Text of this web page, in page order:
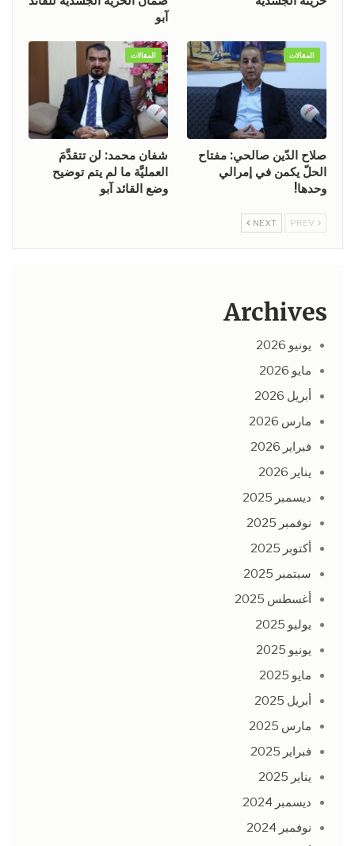
آبو
المقالات
صلاح الدّين صالحي: مفتاح
الحلّ يكمن في إمرالي
وحدها!
المقالات
شفان محمد: لن تتقدَّمَ
العمليَّة ما لم يتم توضيح
وضع القائد آبو
NEXT
Archives
يونيو 2026
مايو 2026
أبريل 2026
مارس 2026
فبراير 2026
يناير 2026
ديسمبر 2025
نوفمبر 2025
أكتوبر 2025
سبتمبر 2025
أغسطس 2025
يوليو 2025
يونيو 2025
مايو 2025
أبريل 2025
مارس 2025
فبراير 2025
يناير 2025
ديسمبر 2024
نوفمبر 2024